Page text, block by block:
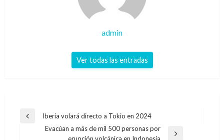
admin
Ver todas las entradas
Navegación
Entrada
Iberia volará directo a Tokio en 2024
Evacúan a más de mil 500 personas por
erupción volcánica en Indonesia